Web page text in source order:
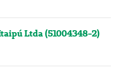
Ltda (51004348-2)